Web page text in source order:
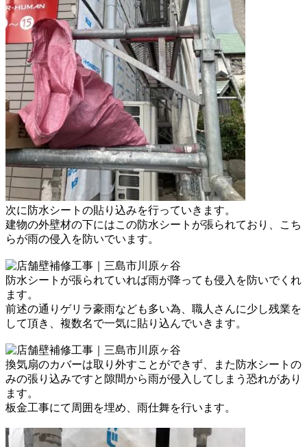
次に防水シートの貼り込みを行っていきます。
建物の外壁材の下にはこの防水シートが張られており、こち
らが雨の侵入を防いでいます。
防水シートが張られていれば雨が降っても侵入を防いでくれ
ます。
前述の通りゲリラ豪雨なども多い為、 職人さんに少し残業を
して頂き、 複数名で一気に貼り込んでいきます。
換気扇のカバーは取り外すことができず、
また防水シートの
みの張り込みですと 隙間から雨が侵入してしまう恐れがあり
ます。
板金工事にて周囲を埋め、雨仕舞を行います。